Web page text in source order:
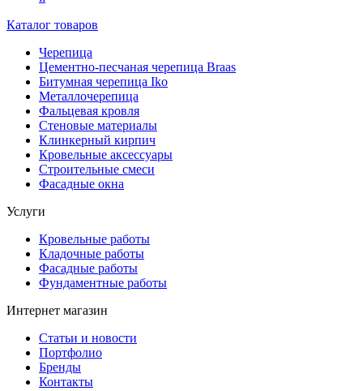
Каталог товаров
Черепица
Цементно-песчаная черепица Braas
Битумная черепица Iko
Металлочерепица
Фальцевая кровля
Стеновые материалы
Клинкерный кирпич
Кровельные аксессуары
Строительные смеси
Фасадные окна
Услуги
Кровельные работы
Кладочные работы
Фасадные работы
Фундаментные работы
Интернет магазин
Статьи и новости
Портфолио
Бренды
Контакты